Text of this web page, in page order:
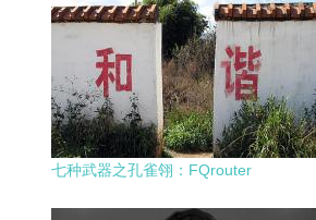
七种武器之孔雀翎：FQrouter